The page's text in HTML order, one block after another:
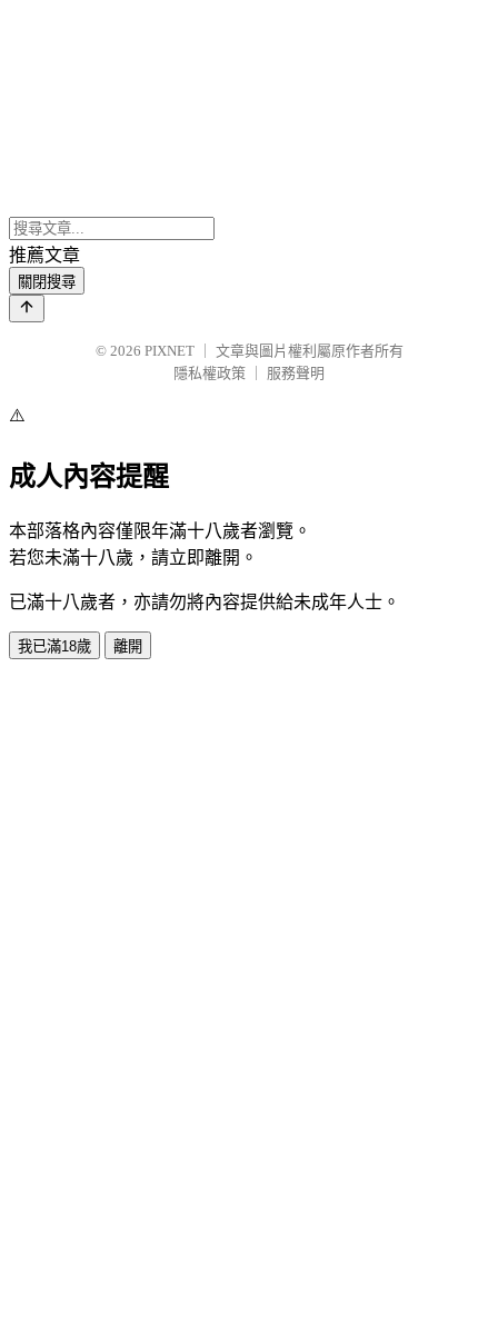
推薦文章
關閉搜尋
© 2026 PIXNET
文章與圖片權利屬原作者所有
隱私權政策
服務聲明
⚠️
成人內容提醒
本部落格內容僅限年滿十八歲者瀏覽。
若您未滿十八歲，請立即離開。
已滿十八歲者，亦請勿將內容提供給未成年人士。
我已滿18歲 離開